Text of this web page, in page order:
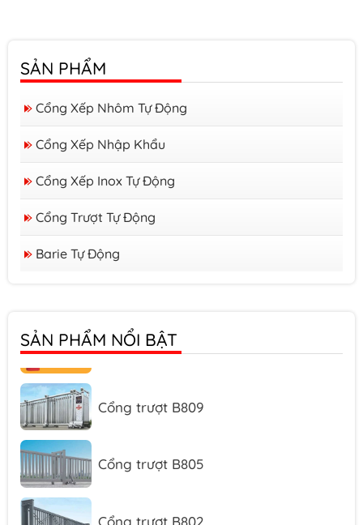
SẢN PHẨM
Cổng Xếp Nhôm Tự Động
Cổng Xếp Nhập Khẩu
Cổng Xếp Inox Tự Động
Cổng Trượt Tự Động
Barie Tự Động
SẢN PHẨM NỔI BẬT
Barrier form D
Cổng trượt B809
Cổng trượt B805
Cổng trượt B802